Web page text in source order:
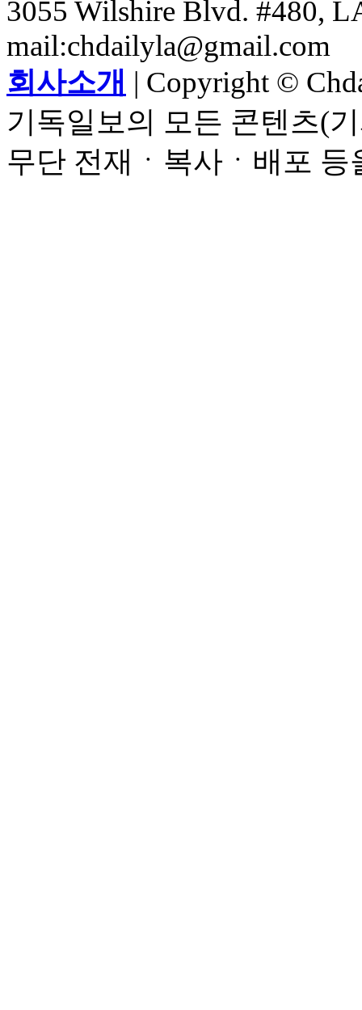
3055 Wilshire Blvd. #480,
mail:chdailyla@gmail.com
회사소개 | Copyright ©
기독일보의 모든 콘텐츠(
무단 전재ㆍ복사ㆍ배포 등